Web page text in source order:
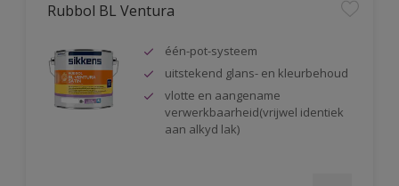
Rubbol BL Ventura
één-pot-systeem
uitstekend glans- en kleurbehoud
vlotte en aangename
verwerkbaarheid(vrijwel identiek
aan alkyd lak)